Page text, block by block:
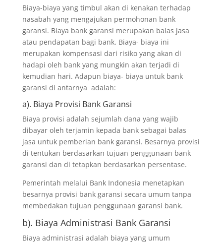
Biaya-biaya yang timbul akan di kenakan terhadap
nasabah yang mengajukan permohonan bank
garansi. Biaya bank garansi merupakan balas jasa
atau pendapatan bagi bank. Biaya- biaya ini
merupakan kompensasi dari risiko yang akan di
hadapi oleh bank yang mungkin akan terjadi di
kemudian hari. Adapun biaya- biaya untuk bank
garansi di antarnya adalah:
a). Biaya Provisi Bank Garansi
Biaya provisi adalah sejumlah dana yang wajib
dibayar oleh terjamin kepada bank sebagai balas
jasa untuk pemberian bank garansi. Besarnya provisi
di tentukan berdasarkan tujuan penggunaan bank
garansi dan di tetapkan berdasarkan persentase.
Pemerintah melalui Bank Indonesia menetapkan
besarnya provisi bank garansi secara umum tanpa
membedakan tujuan penggunaan garansi bank.
b). Biaya Administrasi Bank Garansi
Biaya administrasi adalah biaya yang umum